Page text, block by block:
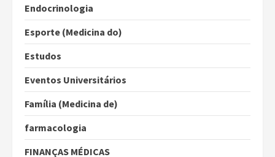
Endocrinologia
Esporte (Medicina do)
Estudos
Eventos Universitários
Família (Medicina de)
farmacologia
FINANÇAS MÉDICAS